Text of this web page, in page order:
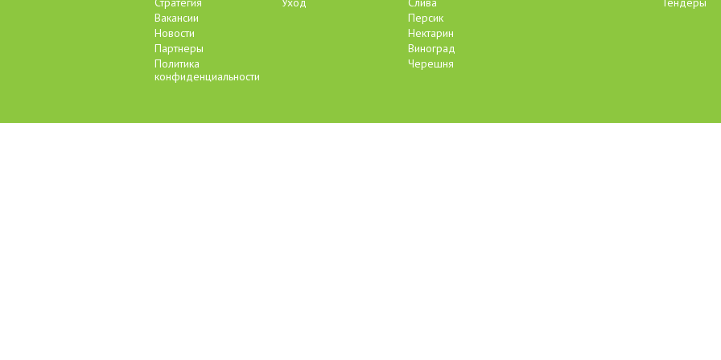
Вакансии
Новости
Партнеры
Политика
конфиденциальности
Персик
Нектарин
Виноград
Черешня